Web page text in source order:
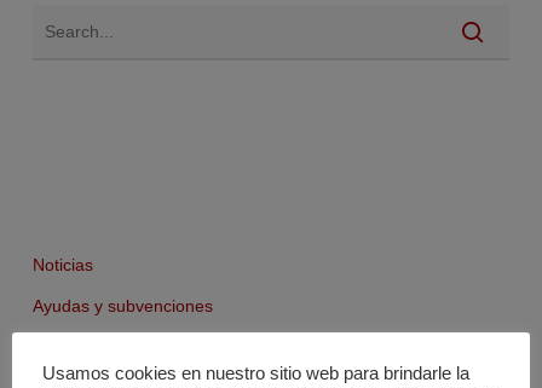
Noticias
Ayudas y subvenciones
Usamos cookies en nuestro sitio web para brindarle la